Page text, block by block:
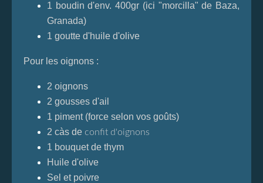
1 boudin d'env. 400gr (ici "morcilla" de Baza,
Granada)
1 goutte d'huile d'olive
Pour les oignons :
2 oignons
2 gousses d'ail
1 piment (force selon vos goûts)
2 càs de confit d'oignons
1 bouquet de thym
Huile d'olive
Sel et poivre